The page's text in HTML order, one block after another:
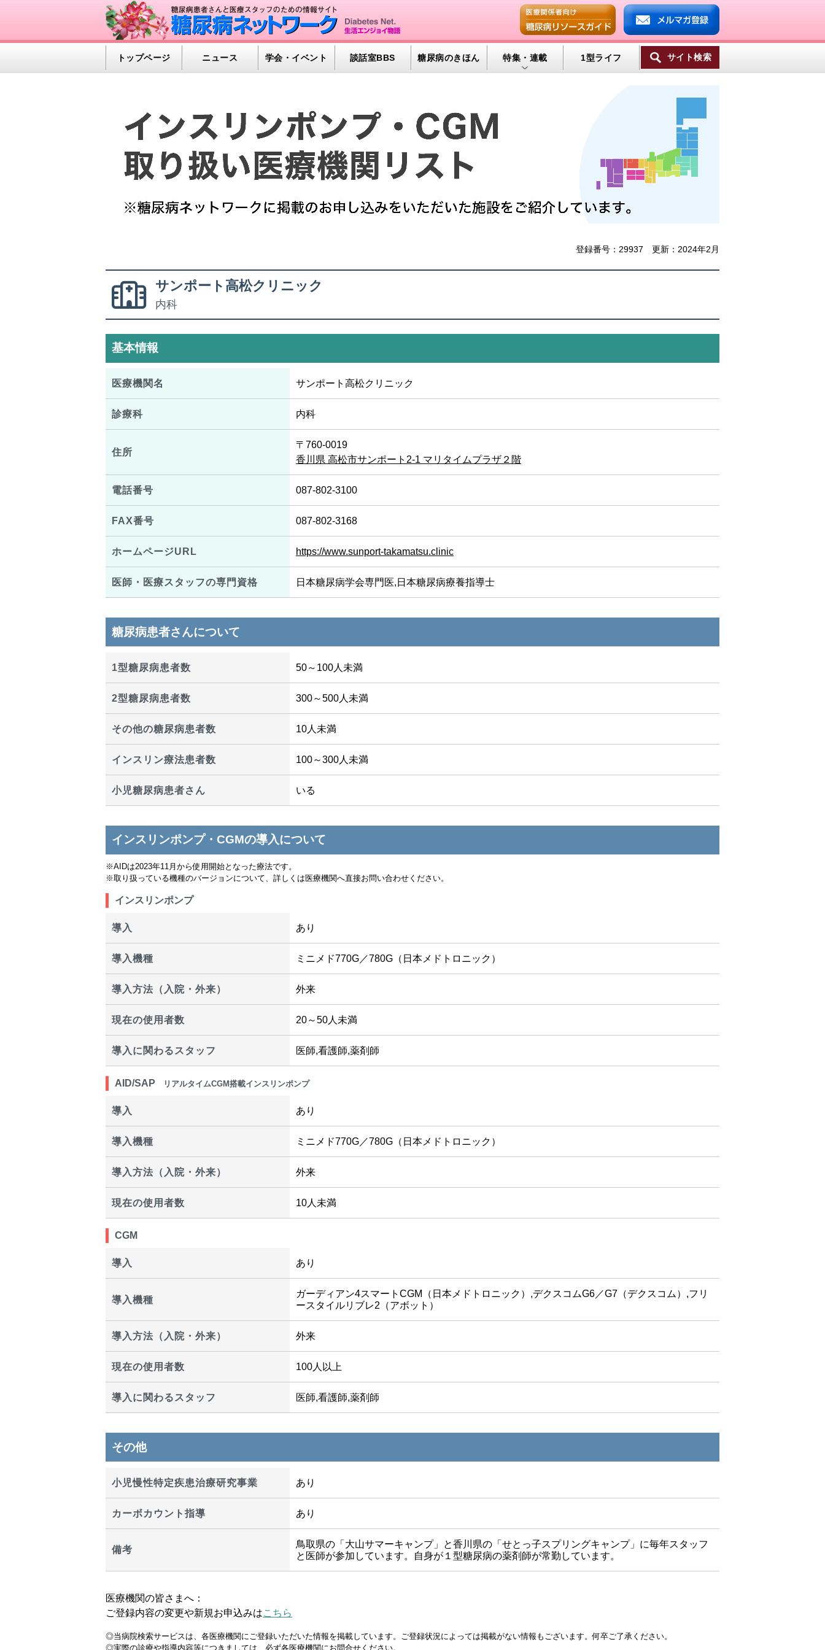
トップページ ニュース 学会・イベント 談話室BBS 糖尿病のきほん 特集・連載 1型ライフ サイト検索
登録番号：29937 更新：2024年2月
サンポート高松クリニック
内科
基本情報
医療機関名 サンポート高松クリニック
診療科 内科
住所
〒760-0019
香川県 高松市サンポート2-1 マリタイムプラザ２階
電話番号 087-802-3100
FAX番号 087-802-3168
ホームページURL https://www.sunport-takamatsu.clinic
医師・医療スタッフの専門資格 日本糖尿病学会専門医,日本糖尿病療養指導士
糖尿病患者さんについて
1型糖尿病患者数 50～100人未満
2型糖尿病患者数 300～500人未満
その他の糖尿病患者数 10人未満
インスリン療法患者数 100～300人未満
小児糖尿病患者さん いる
インスリンポンプ・CGMの導入について
※AIDは2023年11月から使用開始となった療法です。
※取り扱っている機種のバージョンについて、詳しくは医療機関へ直接お問い合わせください。
インスリンポンプ
導入 あり
導入機種 ミニメド770G／780G（日本メドトロニック）
導入方法（入院・外来） 外来
現在の使用者数 20～50人未満
導入に関わるスタッフ 医師,看護師,薬剤師
AID/SAP リアルタイムCGM搭載インスリンポンプ
導入 あり
導入機種 ミニメド770G／780G（日本メドトロニック）
導入方法（入院・外来） 外来
現在の使用者数 10人未満
CGM
導入 あり
導入機種
ガーディアン4スマートCGM（日本メドトロニック）,デクスコムG6／G7（デクスコム）,フリ
ースタイルリブレ2（アボット）
導入方法（入院・外来） 外来
現在の使用者数 100人以上
導入に関わるスタッフ 医師,看護師,薬剤師
その他
小児慢性特定疾患治療研究事業 あり
カーボカウント指導 あり
備考
鳥取県の「大山サマーキャンプ」と香川県の「せとっ子スプリングキャンプ」に毎年スタッフ
と医師が参加しています。自身が１型糖尿病の薬剤師が常勤しています。
医療機関の皆さまへ：
ご登録内容の変更や新規お申込みはこちら
◎当病院検索サービスは、各医療機関にご登録いただいた情報を掲載しています。ご登録状況によっては掲載がない情報もございます。何卒ご了承ください。
◎実際の診療や指導内容等につきましては、必ず各医療機関にお問合せください。